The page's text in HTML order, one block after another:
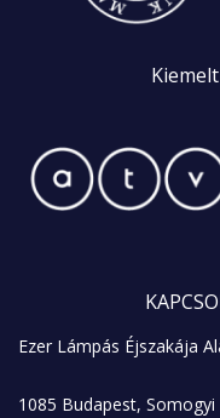
Kiemelt
Ezer Lámpás Éjszakája
1085 Budapest,